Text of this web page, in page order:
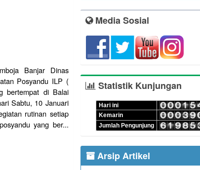
Banjar Dinas
Posyandu ILP (
bertempat di Balai
Sabtu, 10 Januari
rutinan setiap
yang ber...
Media Sosial
Statistik Kunjungan
Hari ini
Kemarin
Jumlah Pengunjung
Arsip Artikel